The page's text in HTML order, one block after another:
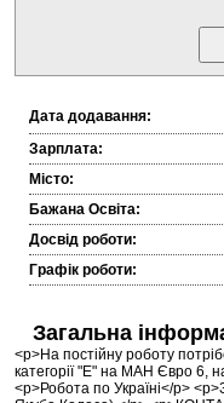
Дата додавання:
Зарплата:
Місто:
Бажана Освіта:
Досвід роботи:
Графік роботи:
Загальна
<p>На постійну роботу
категорії "Е" на МАН Євро 6,
<p>Робота по Україні</p>